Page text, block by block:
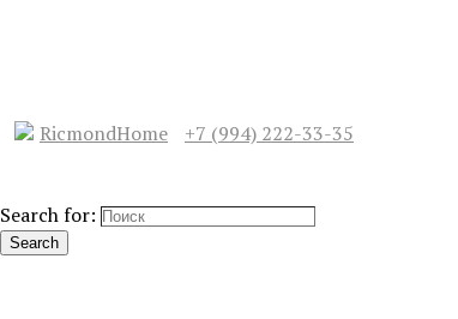
RicmondHome +7 (994) 222-33-35
Search for:
Search